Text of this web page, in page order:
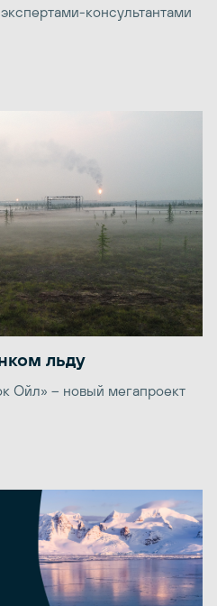
консультантами
льду
Ойл» – новый мегапроект